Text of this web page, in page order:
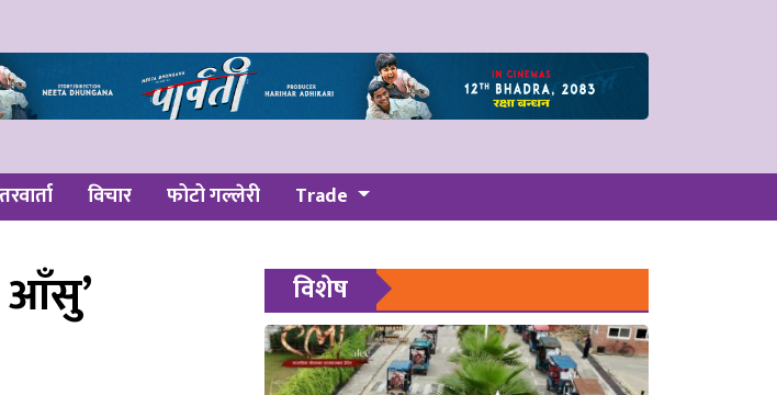
विचार फोटो गल्लेरी Trade
आँसु’
विशेष